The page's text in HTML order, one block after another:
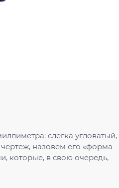
слегка угловатый,
назовем его «форма
которые, в свою очередь,